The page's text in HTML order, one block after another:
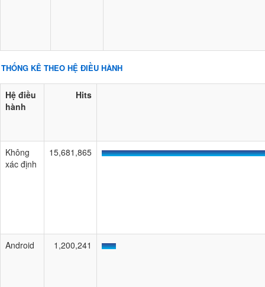
THỐNG KÊ THEO HỆ ĐIỀU HÀNH
Hệ điều
hành
Hits
Không
xác định
15,681,865
Android 1,200,241